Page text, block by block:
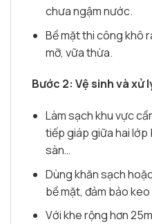
chưa ngậm nước.
Bề mặt thi công khô
mỡ, vữa thừa.
Bước 2: Vệ sinh và xử
Làm sạch khu vực
tiếp giáp giữa hai
sàn…
Dùng khăn sạch
bề mặt, đảm bảo
Với khe rộng hơn